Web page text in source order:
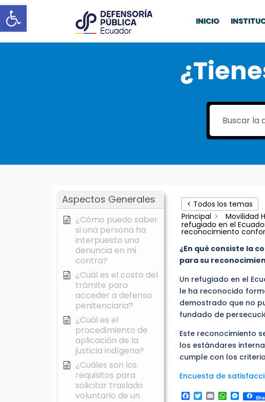
Abrir barra de herramientas INICIO
Aspectos Generales
¿Cómo puedo saber
si una persona ha
interpuesto una
denuncia en mi
contra?
¿Cuál es el costo del
trámite para
acceder a defensa
penitenciaria?
¿Cuál es el
procedimiento de
aplicación de la
justicia indígena?
¿Cuáles son los
requisitos para
solicitar traslado
voluntario de un
< Todos los temas
Principal
Movilidad
refugiado en el
reconocimiento
¿En qué consiste la
para su
Un refugiado en el
le ha reconocido
demostrado que no
fundado de
Este reconocimiento
los estándares
cumple con los
Encuesta de
Facebook
Twitter
Email